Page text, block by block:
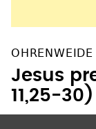
Jesus
11,25-30)